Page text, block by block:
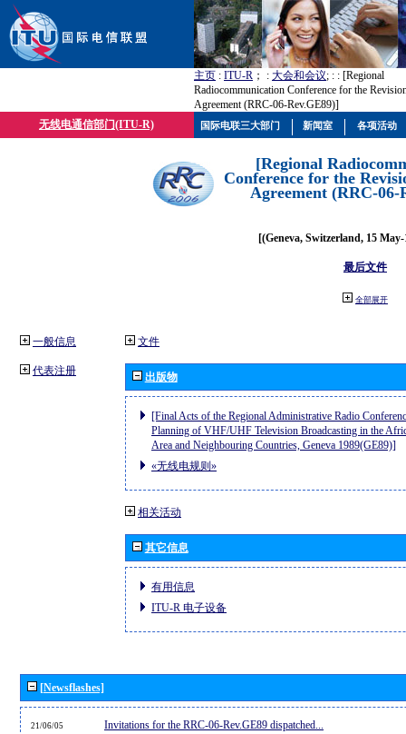
主页 : ITU-R ； : 大会和会议; : : [Regional
Radiocommunication Conference for the
Agreement (RRC-06-Rev.GE89)]
无线电通信部门(ITU-R)
[Regional
Conference for the
Agreement (RRC-06-
[(Geneva, Switzerland, 15
最后文件
全部展开
一般信息
代表注册
文件
出版物
[Final Acts of the Regional Administrative Radio
Planning of VHF/UHF Television Broadcasting in the
Area and Neighbouring Countries, Geneva 1989(GE89)]
«无线电规则»
相关活动
其它信息
有用信息
ITU-R 电子设备
[Newsflashes]
21/06/05 Invitations for the RRC-06-Rev.GE89 dispatched...
国际电联三大部门 新闻室 各项活动